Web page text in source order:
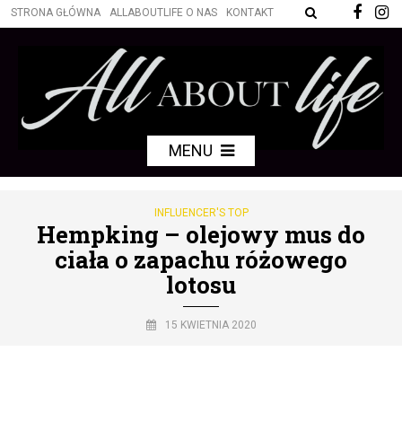
STRONA GŁÓWNA ALLABOUTLIFE O NAS KONTAKT
MENU
INFLUENCER'S TOP
Hempking – olejowy mus do
ciała o zapachu różowego
lotosu
15 KWIETNIA 2020